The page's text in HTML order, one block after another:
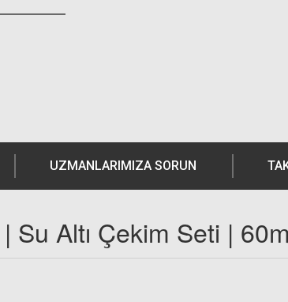
UZMANLARIMIZA SORUN
Altı Çekim Seti |